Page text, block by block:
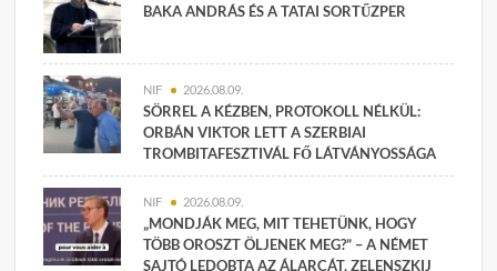
BAKA ANDRÁS ÉS A TATAI SORTŰZPER
NIF 2026.08.09.
SÖRREL A KÉZBEN, PROTOKOLL NÉLKÜL:
ORBÁN VIKTOR LETT A SZERBIAI
TROMBITAFESZTIVÁL FŐ LÁTVÁNYOSSÁGA
NIF 2026.08.09.
„MONDJÁK MEG, MIT TEHETÜNK, HOGY
TÖBB OROSZT ÖLJENEK MEG?” – A NÉMET
SAJTÓ LEDOBTA AZ ÁLARCÁT, ZELENSZKIJ